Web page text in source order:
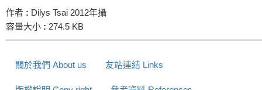
作者 : Dilys Tsai 2012年攝
容量大小 : 274.5 KB
關於我們 About us 友站連結 Links